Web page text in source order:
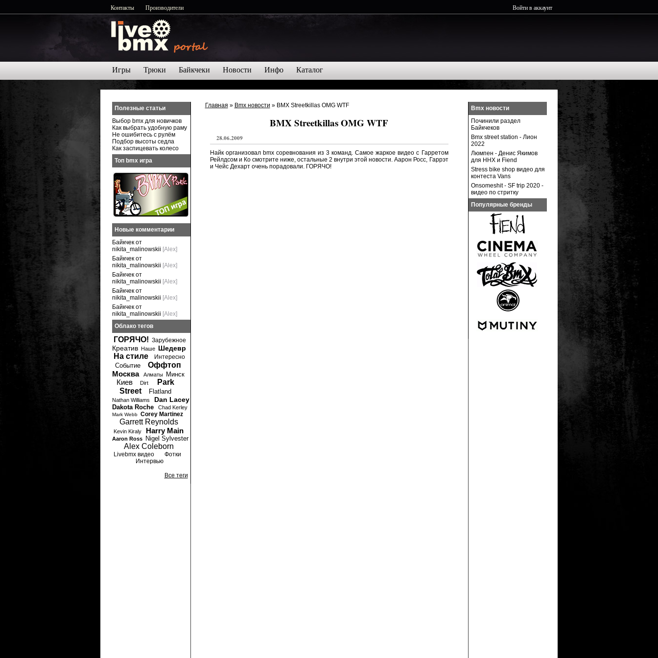
Войти в аккаунт
Контакты Производители
Игры Трюки Байкчеки Новости Инфо Каталог
Главная » Bmx новости » BMX Streetkillas OMG WTF
BMX Streetkillas OMG WTF
28.06.2009
Найк организовал bmx соревнования из 3 команд. Самое жаркое видео с Гарретом
Рейлдсом и Ко смотрите ниже, остальные 2 внутри этой новости. Аарон Росс, Гаррэт
и Чейс Дехарт очень порадовали. ГОРЯЧО!
Полезные статьи
Выбор bmx для новичков
Как выбрать удобную раму
Не ошибитесь с рулём
Подбор высоты седла
Как заспицевать колесо
Топ bmx игра
Новые комментарии
Байкчек от
nikita_malinowskii [Alex]
Байкчек от
nikita_malinowskii [Alex]
Байкчек от
nikita_malinowskii [Alex]
Байкчек от
nikita_malinowskii [Alex]
Байкчек от
nikita_malinowskii [Alex]
Облако тегов
ГОРЯЧО! Зарубежное
Креатив Наше Шедевр
На стиле Интересно
Событие
Оффтоп
Москва
Алматы Минск
Киев Dirt
Park
Street
Flatland
Nathan Williams Dan Lacey
Dakota Roche Chad Kerley
Mark Webb Corey Martinez
Garrett Reynolds
Kevin Kiraly Harry Main
Aaron Ross Nigel Sylvester
Alex Coleborn
Livebmx видео
Фотки
Интервью
Все теги
Bmx новости
Починили раздел
Байкчеков
Bmx street station - Лион
2022
Люмпен - Денис Якимов
для ННХ и Fiend
Stress bike shop видео для
контеста Vans
Onsomeshit - SF trip 2020 -
видео по стритку
Популярные бренды